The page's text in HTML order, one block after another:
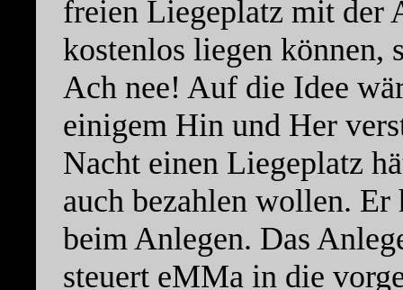
freien Liegeplatz mit der
kostenlos liegen können,
Ach nee! Auf die Idee
einigem Hin und Her
Nacht einen Liegeplatz
auch bezahlen wollen.
beim Anlegen. Das
steuert eMMa in die